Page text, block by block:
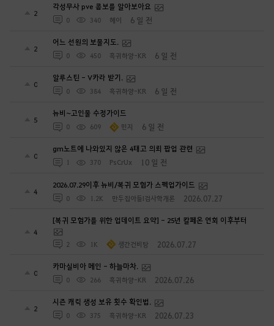
2
각성무사 pve 콤보를 알아보아요
0 340 헤이 6 일 전
2
어느 선원의 보물지도.
0 450 흑귀하양-KR 6 일 전
0
알루스틴 - V카라 받기.
0 384 흑귀하양-KR 6 일 전
5
뉴비~고인물 수정가이드
0 609 민지 6 일 전
0
gm노트에 나와있지 않은 4태고 의뢰 팝업 관련
1 370 PsCrUx 10 일 전
4
2026.07.29이후 뉴비/복귀 모험가 스펙업가이드
0 1.2K 만두집아들I검사학개론 2026.07.27
4
[복귀 모험가를 위한 업데이트 요약] - 25년 칼페온 연회 이후부터
2 1K 생간건비탕 2026.07.27
0
카마실비아 메인 - 하늘마차.
0 266 흑귀하양-KR 2026.07.26
2
시즌 캐릭 생성 보유 횟수 확인법.
0 375 흑귀하양-KR 2026.07.23